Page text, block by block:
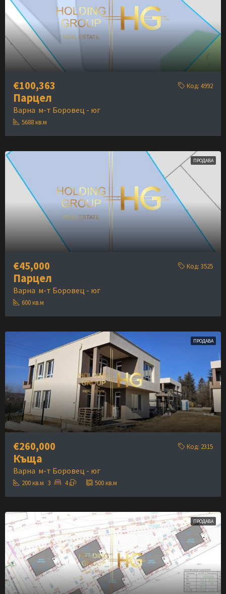
€100,363 Код: 4992
Парцел
Варна м-т Боровец - юг
5688 кв.м
ПРОДАВА
€45,000 Код: 3525
Парцел
Варна м-т Боровец - юг
600 кв.м
ПРОДАВА
€260,000 Код: 2315
Къща
Варна м-т Боровец - юг
200 кв.м 3 4 500 кв.м
ПРОДАВА